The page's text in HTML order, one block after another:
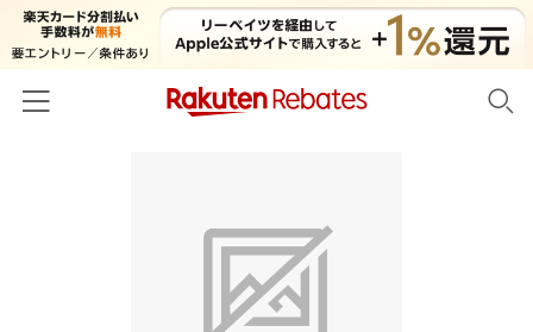
ファッション・インナー・小物